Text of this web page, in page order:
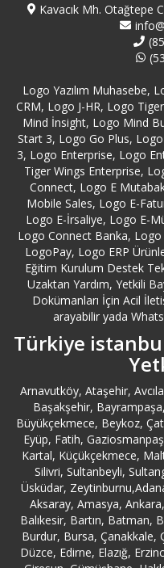
Ümraniye Logo Satış
Zeytinburnu Logo Satış
Kavacık Mh. Otağtepe
Logo Yazılım Muhasebe,
CRM, Logo J-HR, Logo
Mind İnsight, Logo Mind
Start 3, Logo Go Plus,
3, Logo Enterprise, Logo
Tiger Wings Enterprise,
Connect, Logo E
Mobile Sales, Logo E-
Logo E-İrsaliye, Logo E-
Logo Connect Banka,
LogoPay, Logo ERP
Eğitim Kurulum Destek
Uzaktan Yardım, Yetkili
Dokümanları İçin Acil
arayabilir yada
Türkiye
Arnavutköy, Ataşehir,
Başakşehir,
Büyükçekmece, Beykoz,
Eyüp, Fatih,
Kartal, Küçükçekmece,
Silivri, Sultanbeyli,
Üsküdar,
Aksaray, Amasya,
Balıkesir, Bartın, Batman,
Burdur, Bursa, Çanakkale,
Düzce, Edirne, Elazığ,